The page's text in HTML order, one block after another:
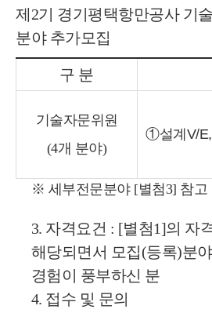
제2기 경기평택항만공사 기
분야 추가모집
구 분
기술자문위원
(4개 분야)
①설계V/E
※ 세부전문분야 [별첨3] 참고
3. 자격요건 : [별첨1]의 자
해당되면서 모집(등록)분
경험이 풍부하신 분
4. 접수 및 문의